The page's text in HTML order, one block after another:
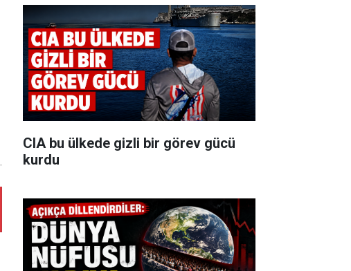
CIA bu ülkede gizli bir görev gücü
kurdu